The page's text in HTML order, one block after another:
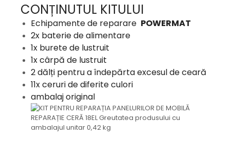
CONȚINUTUL KITULUI
Echipamente de reparare POWERMAT
2x baterie de alimentare
1x burete de lustruit
1x cârpă de lustruit
2 dălți pentru a îndepărta excesul de ceară
11x ceruri de diferite culori
ambalaj original